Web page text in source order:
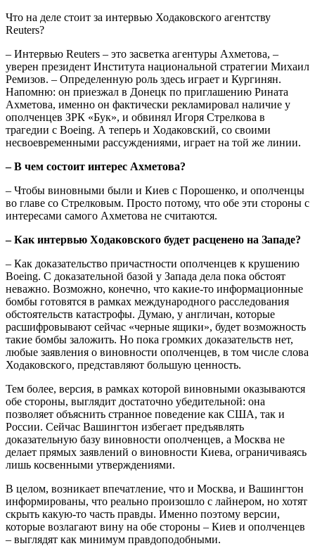
Что на деле стоит за интервью Ходаковского агентству
Reuters?
– Интервью Reuters – это засветка агентуры Ахметова, –
уверен президент Института национальной стратегии Михаил
Ремизов. – Определенную роль здесь играет и Кургинян.
Напомню: он приезжал в Донецк по приглашению Рината
Ахметова, именно он фактически рекламировал наличие у
ополченцев ЗРК «Бук», и обвинял Игоря Стрелкова в
трагедии с Boeing. А теперь и Ходаковский, со своими
несвоевременными рассуждениями, играет на той же линии.
– В чем состоит интерес Ахметова?
– Чтобы виновными были и Киев с Порошенко, и ополченцы
во главе со Стрелковым. Просто потому, что обе эти стороны с
интересами самого Ахметова не считаются.
– Как интервью Ходаковского будет расценено на Западе?
– Как доказательство причастности ополченцев к крушению
Boeing. С доказательной базой у Запада дела пока обстоят
неважно. Возможно, конечно, что какие-то информационные
бомбы готовятся в рамках международного расследования
обстоятельств катастрофы. Думаю, у англичан, которые
расшифровывают сейчас «черные ящики», будет возможность
такие бомбы заложить. Но пока громких доказательств нет,
любые заявления о виновности ополченцев, в том числе слова
Ходаковского, представляют большую ценность.
Тем более, версия, в рамках которой виновными оказываются
обе стороны, выглядит достаточно убедительной: она
позволяет объяснить странное поведение как США, так и
России. Сейчас Вашингтон избегает предъявлять
доказательную базу виновности ополченцев, а Москва не
делает прямых заявлений о виновности Киева, ограничиваясь
лишь косвенными утверждениями.
В целом, возникает впечатление, что и Москва, и Вашингтон
информированы, что реально произошло с лайнером, но хотят
скрыть какую-то часть правды. Именно поэтому версии,
которые возлагают вину на обе стороны – Киев и ополченцев
– выглядят как минимум правдоподобными.